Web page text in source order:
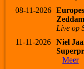
08-11-2026
Live op
11-11-2026
Niel
Meer